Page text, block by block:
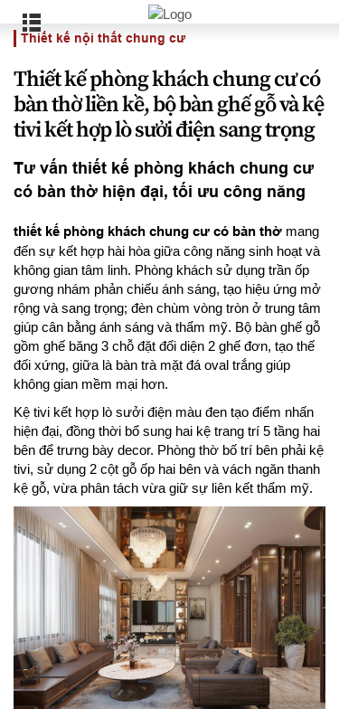
Thiết kế nội thất chung cư
Thiết kế phòng khách chung cư có
bàn thờ liền kề, bộ bàn ghế gỗ và kệ
tivi kết hợp lò sưởi điện sang trọng
Tư vấn thiết kế phòng khách chung cư
có bàn thờ hiện đại, tối ưu công năng
thiết kế phòng khách chung cư có bàn thờ mang
đến sự kết hợp hài hòa giữa công năng sinh hoạt và
không gian tâm linh. Phòng khách sử dụng trần ốp
gương nhám phản chiếu ánh sáng, tạo hiệu ứng mở
rộng và sang trọng; đèn chùm vòng tròn ở trung tâm
giúp cân bằng ánh sáng và thẩm mỹ. Bộ bàn ghế gỗ
gồm ghế băng 3 chỗ đặt đối diện 2 ghế đơn, tạo thế
đối xứng, giữa là bàn trà mặt đá oval trắng giúp
không gian mềm mại hơn.
Kệ tivi kết hợp lò sưởi điện màu đen tạo điểm nhấn
hiện đại, đồng thời bổ sung hai kệ trang trí 5 tầng hai
bên để trưng bày decor. Phòng thờ bố trí bên phải kệ
tivi, sử dụng 2 cột gỗ ốp hai bên và vách ngăn thanh
kệ gỗ, vừa phân tách vừa giữ sự liên kết thẩm mỹ.